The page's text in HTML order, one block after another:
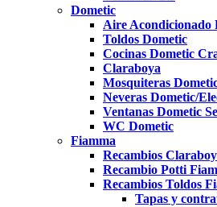
Dometic
Aire Acondicionado
Toldos Dometic
Cocinas Dometic
Claraboya
Mosquiteras
Neveras Dometic/
Ventanas Dometic
WC Dometic
Fiamma
Recambios
Recambio Potti
Recambios Toldos
Tapas y